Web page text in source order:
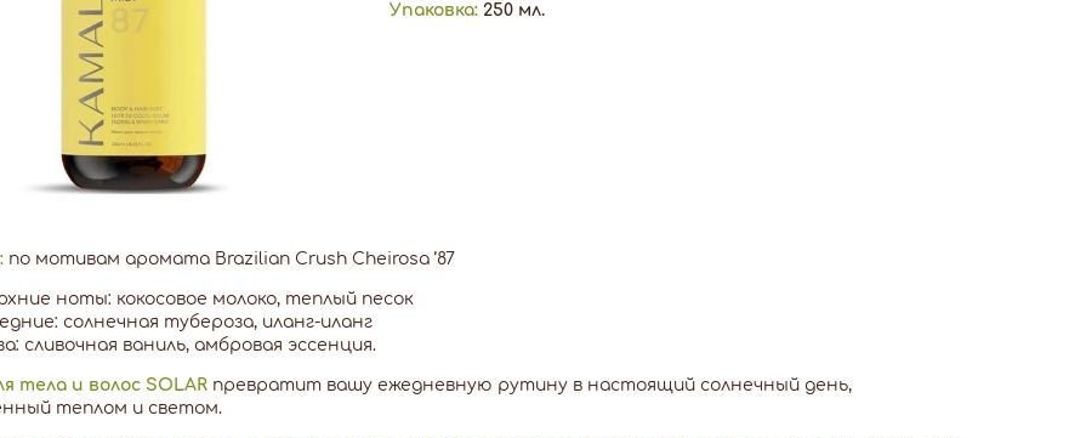
Упаковка:250 мл.
по мотивам аромата Brazilian Crush Cheirosa ’87
ноты: кокосовое молоко, теплый песок
солнечная тубероза, иланг-иланг
сливочная ваниль, амбровая эссенция.
тела и волос SOLAR превратит вашу ежедневную рутину в настоящий солнечный день,
теплом и светом.